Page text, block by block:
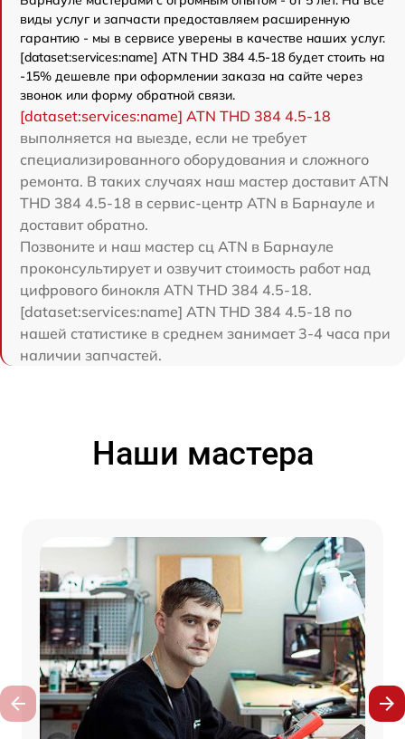
виды услуг и запчасти предоставляем расширенную
гарантию - мы в сервисе уверены в качестве наших услуг.
[dataset:services:name] ATN THD 384 4.5-18 будет стоить на
-15% дешевле при оформлении заказа на сайте через
звонок или форму обратной связи.
[dataset:services:name] ATN THD 384 4.5-18
выполняется на выезде, если не требует
специализированного оборудования и сложного
ремонта. В таких случаях наш мастер доставит ATN
THD 384 4.5-18 в сервис-центр ATN в Барнауле и
доставит обратно.
Позвоните и наш мастер сц ATN в Барнауле
проконсультирует и озвучит стоимость работ над
цифрового бинокля ATN THD 384 4.5-18.
[dataset:services:name] ATN THD 384 4.5-18 по
нашей статистике в среднем занимает 3-4 часа при
наличии запчастей.
Наши мастера